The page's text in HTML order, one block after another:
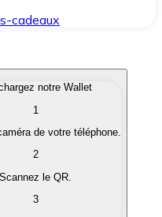
cadeaux
qui vous intéressent
en monnaie
notre Wallet
1
de votre téléphone.
2
Scannez le QR.
3